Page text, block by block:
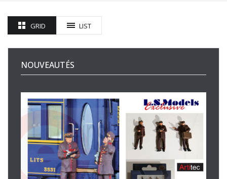
GRID LIST
NOUVEAUTÉS